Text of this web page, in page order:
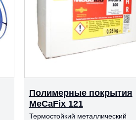
Полимерные покрытия
MeCaFix 121
Термостойкий металлический